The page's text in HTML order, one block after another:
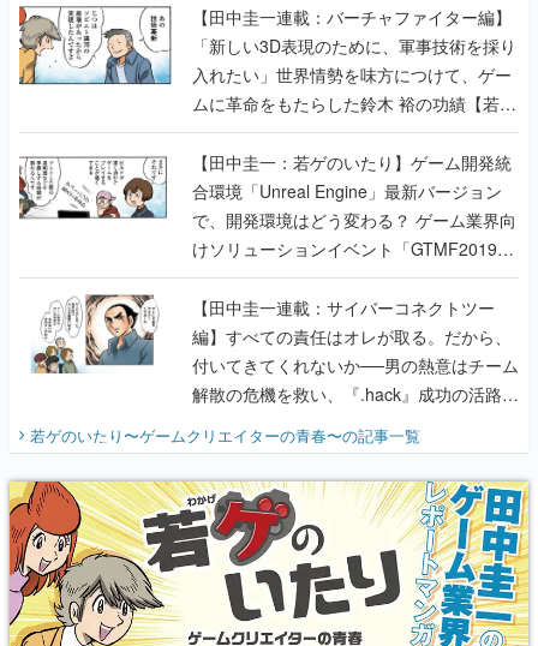
【田中圭一連載：バーチャファイター編】
「新しい3D表現のために、軍事技術を採り
入れたい」世界情勢を味方につけて、ゲー
ムに革命をもたらした鈴木 裕の功績【若ゲ
のいたり】
【田中圭一：若ゲのいたり】ゲーム開発統
合環境「Unreal Engine」最新バージョン
で、開発環境はどう変わる？ ゲーム業界向
けソリューションイベント「GTMF2019」
に行って、より理解を深めよう【PR】
【田中圭一連載：サイバーコネクトツー
編】すべての責任はオレが取る。だから、
付いてきてくれないか──男の熱意はチーム
解散の危機を救い、『.hack』成功の活路を
『少年ジャンプ』色だった【若ゲのいた
り】
若ゲのいたり〜ゲームクリエイターの青春〜の記事一覧